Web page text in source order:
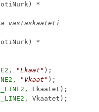
*
vastaskaateti
*
, "Lkaat" );
, "Vkaat" );
, Lkaatet);
, Vkaatet);